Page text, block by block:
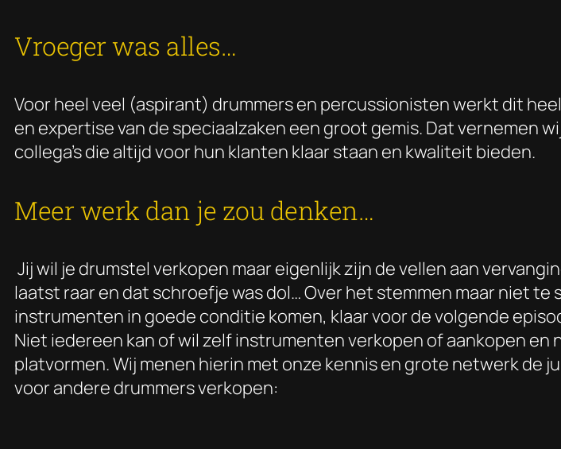
Vroeger was alles…
Voor heel veel (aspirant) drummers en percussionisten werkt dit
en expertise van de speciaalzaken een groot gemis. Dat vernemen
collega’s die altijd voor hun klanten klaar staan en kwaliteit bieden.
Meer werk dan je zou denken…
Jij wil je drumstel verkopen maar eigenlijk zijn de vellen aan
laatst raar en dat schroefje was dol… Over het stemmen maar niet te
instrumenten in goede conditie komen, klaar voor de volgende
Niet iedereen kan of wil zelf instrumenten verkopen of aankopen
platvormen. Wij menen hierin met onze kennis en grote netwerk de
voor andere drummers verkopen: